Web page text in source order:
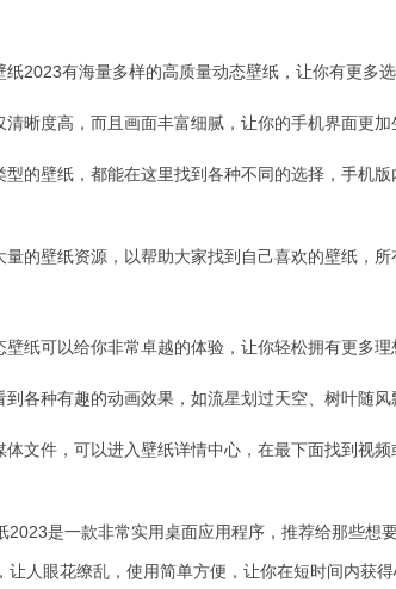
纸2023有海量多样的高质量动态壁纸，让你有更多选
晰度高，而且画面丰富细腻，让你的手机界面更加
的壁纸，都能在这里找到各种不同的选择，手机
量的壁纸资源，以帮助大家找到自己喜欢的壁纸，
纸可以给你非常卓越的体验，让你轻松拥有更多理
各种有趣的动画效果，如流星划过天空、树叶随风
文件，可以进入壁纸详情中心，在最下面找到视频
2023是一款非常实用桌面应用程序，推荐给那些想
让人眼花缭乱，使用简单方便，让你在短时间内获